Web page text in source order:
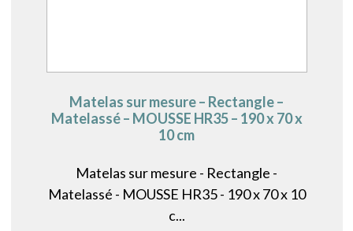
Matelas sur mesure – Rectangle –
Matelassé – MOUSSE HR35 – 190 x 70 x
10 cm
Matelas sur mesure - Rectangle -
Matelassé - MOUSSE HR35 - 190 x 70 x 10
c...